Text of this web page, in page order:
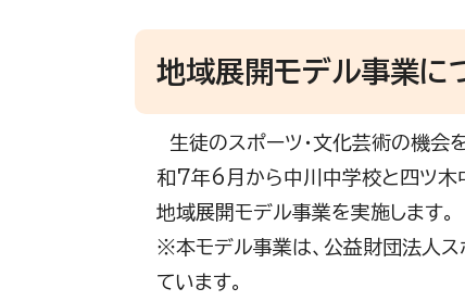
地域展開モデル事業に
生徒のスポーツ・文化芸術の機会
和7年6月から中川中学校と四ツ木
地域展開モデル事業を実施します。
※本モデル事業は、公益財団法人
ています。